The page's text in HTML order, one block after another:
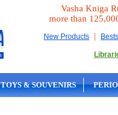
Vasha Kniga
more than
New Products |
TOYS & SOUVENIRS